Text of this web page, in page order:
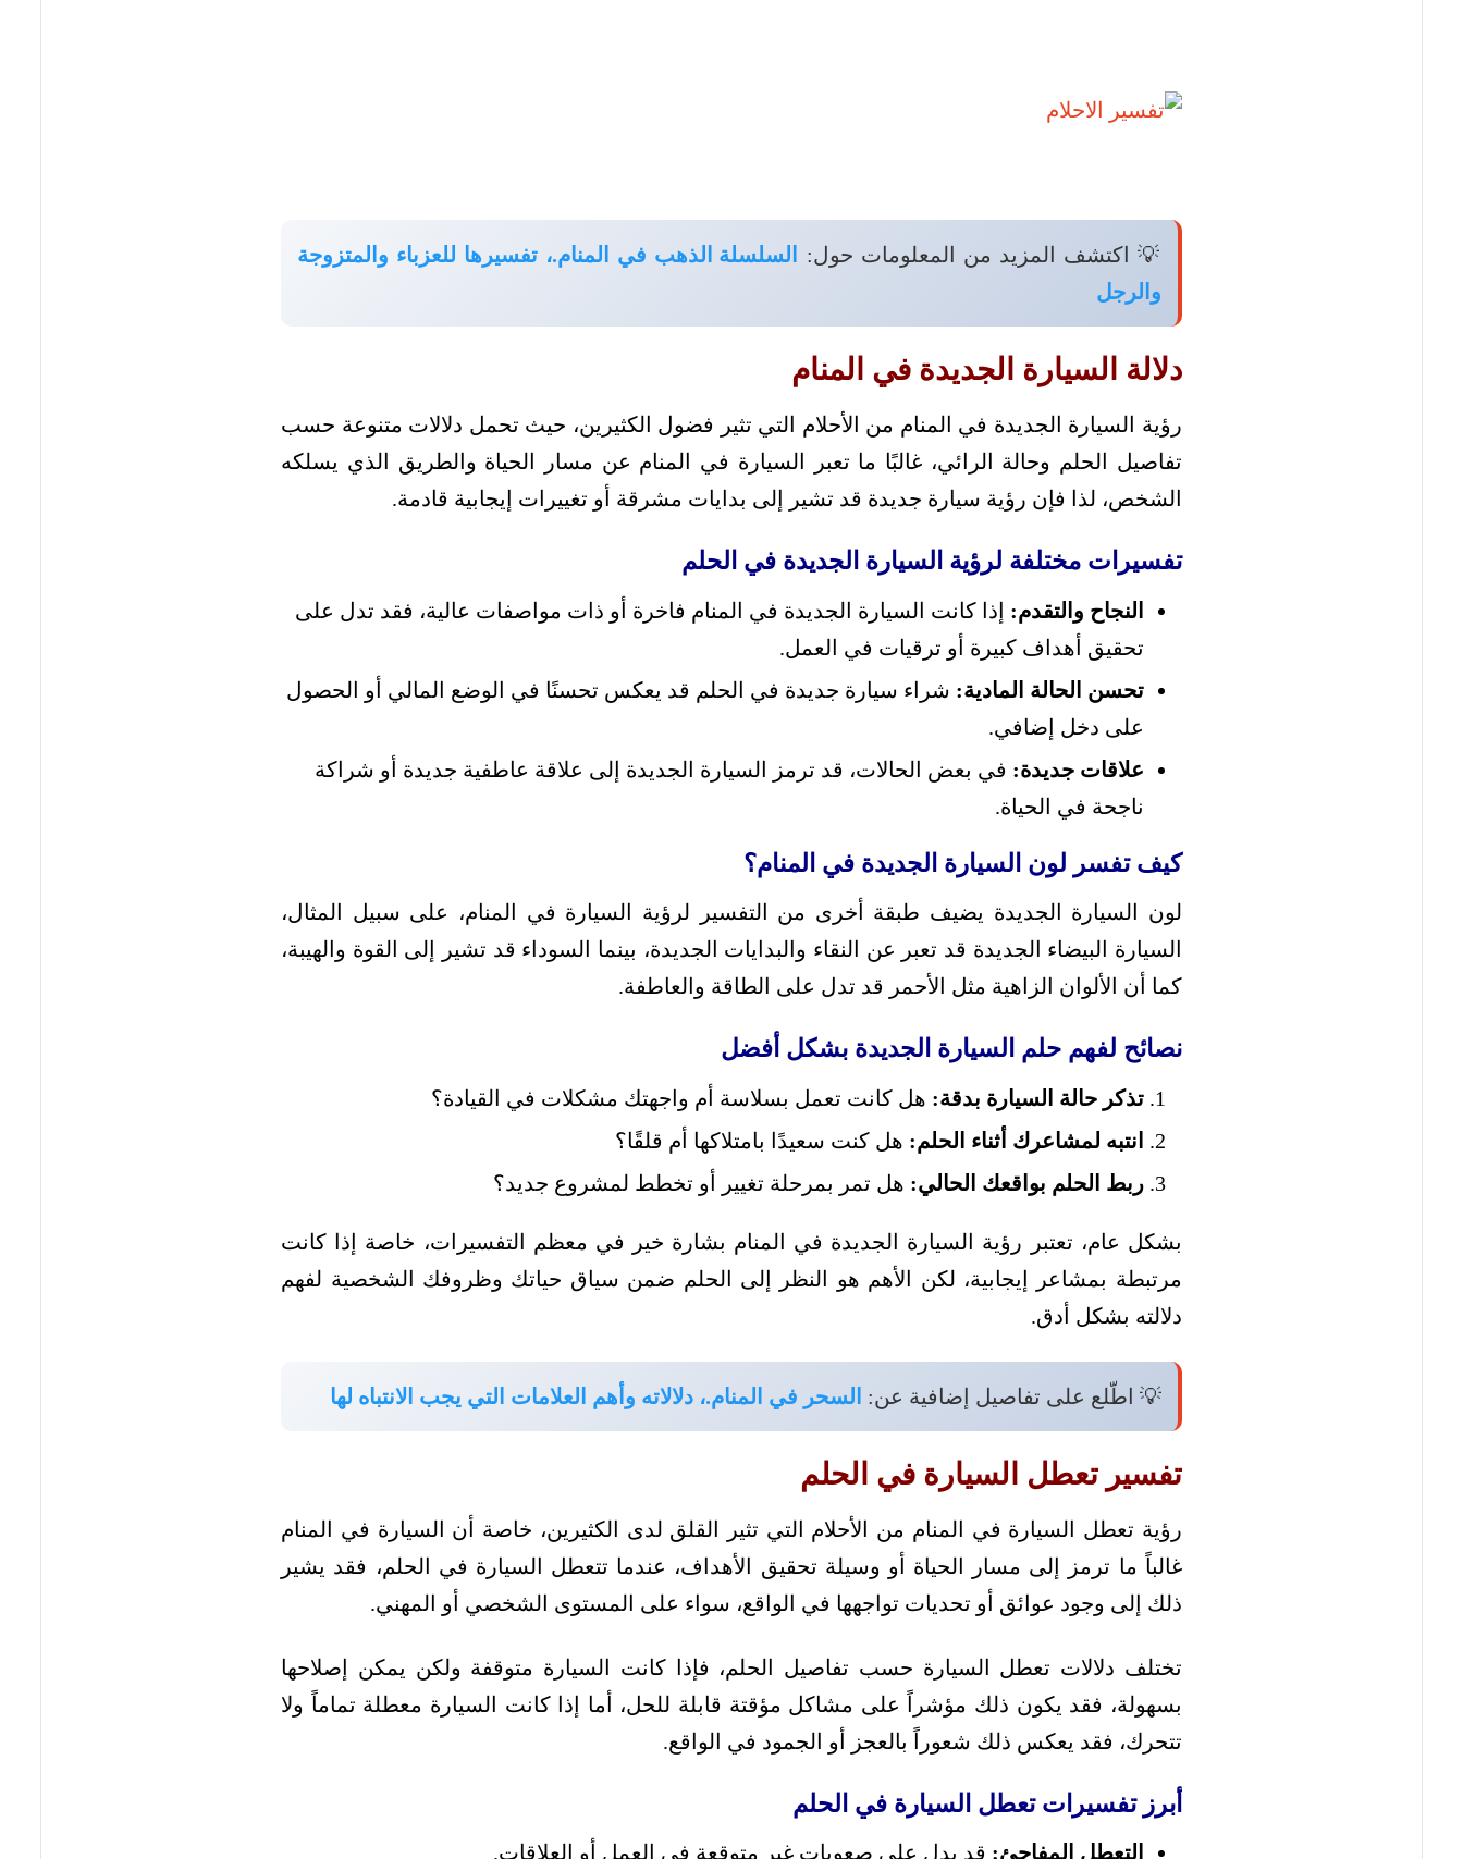
💡 اكتشف المزيد من المعلومات حول:
السلسلة الذهب في المنام.، تفسيرها للعزباء والمتزوجة
والرجل
دلالة السيارة الجديدة في المنام
رؤية السيارة الجديدة في المنام من الأحلام التي تثير فضول الكثيرين، حيث تحمل دلالات متنوعة حسب
تفاصيل الحلم وحالة الرائي، غالبًا ما تعبر السيارة في المنام عن مسار الحياة والطريق الذي يسلكه
الشخص، لذا فإن رؤية سيارة جديدة قد تشير إلى بدايات مشرقة أو تغييرات إيجابية قادمة.
تفسيرات مختلفة لرؤية السيارة الجديدة في الحلم
النجاح والتقدم: إذا كانت السيارة الجديدة في المنام فاخرة أو ذات مواصفات عالية، فقد تدل على
تحقيق أهداف كبيرة أو ترقيات في العمل.
تحسن الحالة المادية: شراء سيارة جديدة في الحلم قد يعكس تحسنًا في الوضع المالي أو الحصول
على دخل إضافي.
علاقات جديدة: في بعض الحالات، قد ترمز السيارة الجديدة إلى علاقة عاطفية جديدة أو شراكة
ناجحة في الحياة.
كيف تفسر لون السيارة الجديدة في المنام؟
لون السيارة الجديدة يضيف طبقة أخرى من التفسير لرؤية السيارة في المنام، على سبيل المثال،
السيارة البيضاء الجديدة قد تعبر عن النقاء والبدايات الجديدة، بينما السوداء قد تشير إلى القوة والهيبة،
كما أن الألوان الزاهية مثل الأحمر قد تدل على الطاقة والعاطفة.
نصائح لفهم حلم السيارة الجديدة بشكل أفضل
تذكر حالة السيارة بدقة: هل كانت تعمل بسلاسة أم واجهتك مشكلات في القيادة؟
انتبه لمشاعرك أثناء الحلم: هل كنت سعيدًا بامتلاكها أم قلقًا؟
ربط الحلم بواقعك الحالي: هل تمر بمرحلة تغيير أو تخطط لمشروع جديد؟
بشكل عام، تعتبر رؤية السيارة الجديدة في المنام بشارة خير في معظم التفسيرات، خاصة إذا كانت
مرتبطة بمشاعر إيجابية، لكن الأهم هو النظر إلى الحلم ضمن سياق حياتك وظروفك الشخصية لفهم
دلالته بشكل أدق.
💡 اطّلع على تفاصيل إضافية عن: السحر في المنام.، دلالاته وأهم العلامات التي يجب الانتباه لها
تفسير تعطل السيارة في الحلم
رؤية تعطل السيارة في المنام من الأحلام التي تثير القلق لدى الكثيرين، خاصة أن السيارة في المنام
غالباً ما ترمز إلى مسار الحياة أو وسيلة تحقيق الأهداف، عندما تتعطل السيارة في الحلم، فقد يشير
ذلك إلى وجود عوائق أو تحديات تواجهها في الواقع، سواء على المستوى الشخصي أو المهني.
تختلف دلالات تعطل السيارة حسب تفاصيل الحلم، فإذا كانت السيارة متوقفة ولكن يمكن إصلاحها
بسهولة، فقد يكون ذلك مؤشراً على مشاكل مؤقتة قابلة للحل، أما إذا كانت السيارة معطلة تماماً ولا
تتحرك، فقد يعكس ذلك شعوراً بالعجز أو الجمود في الواقع.
أبرز تفسيرات تعطل السيارة في الحلم
التعطل المفاجئ: قد يدل على صعوبات غير متوقعة في العمل أو العلاقات.